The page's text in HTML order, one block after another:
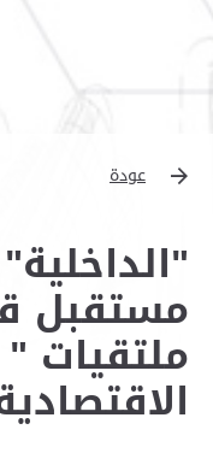
عودة
مستقبل
ملتقيات
الاقتصادية